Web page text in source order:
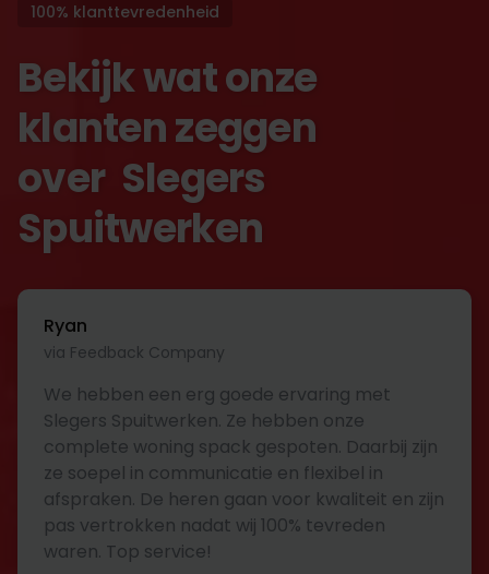
100% klanttevredenheid
Bekijk wat onze
klanten zeggen
over Slegers
Spuitwerken
Ryan
via Feedback Company
We hebben een erg goede ervaring met
Slegers Spuitwerken. Ze hebben onze
complete woning spack gespoten. Daarbij zijn
ze soepel in communicatie en flexibel in
afspraken. De heren gaan voor kwaliteit en zijn
pas vertrokken nadat wij 100% tevreden
waren. Top service!